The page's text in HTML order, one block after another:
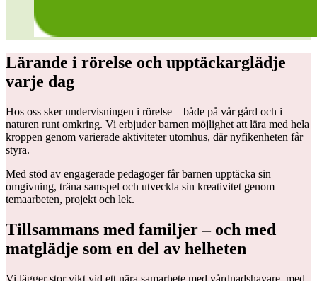
Lärande i rörelse och upptäckarglädje
varje dag
Hos oss sker undervisningen i rörelse – både på vår gård och i
naturen runt omkring. Vi erbjuder barnen möjlighet att lära med hela
kroppen genom varierade aktiviteter utomhus, där nyfikenheten får
styra.
Med stöd av engagerade pedagoger får barnen upptäcka sin
omgivning, träna samspel och utveckla sin kreativitet genom
temaarbeten, projekt och lek.
Tillsammans med familjer – och med
matglädje som en del av helheten